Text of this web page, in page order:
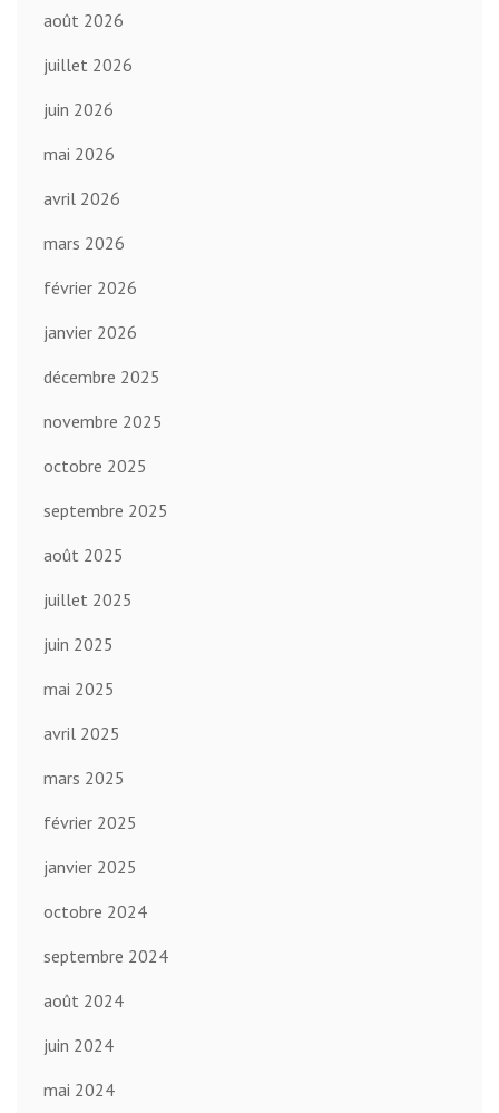
août 2026
juillet 2026
juin 2026
mai 2026
avril 2026
mars 2026
février 2026
janvier 2026
décembre 2025
novembre 2025
octobre 2025
septembre 2025
août 2025
juillet 2025
juin 2025
mai 2025
avril 2025
mars 2025
février 2025
janvier 2025
octobre 2024
septembre 2024
août 2024
juin 2024
mai 2024